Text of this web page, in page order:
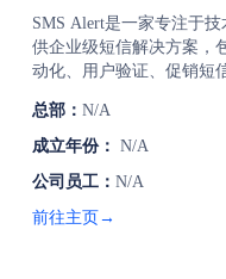
SMS Alert是一家专注于
供企业级短信解决方案，
动化、用户验证、促销短
总部： N/A
成立年份： N/A
公司员工： N/A
前往主页→